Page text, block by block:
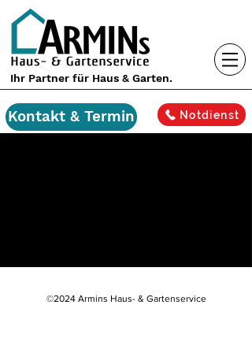
Ihr Partner für Haus & Garten.
Notdienst
Kontakt & Termin
©2024 Armins Haus- & Gartenservice